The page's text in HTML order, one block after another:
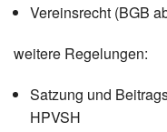
Vereinsrecht (BGB
weitere Regelungen:
Satzung und
HPVSH